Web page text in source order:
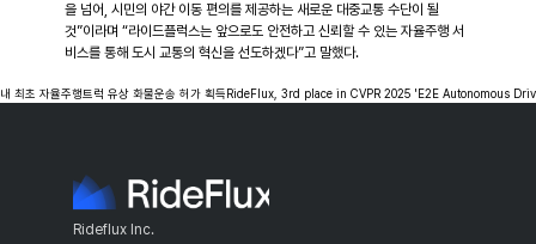
을 넘어, 시민의 야간 이동 편의를 제공하는 새로운 대중교통 수단이 될
것”이라며 “라이드플럭스는 앞으로도 안전하고 신뢰할 수 있는 자율주행 서
비스를 통해 도시 교통의 혁신을 선도하겠다”고 말했다.
최초 자율주행트럭 유상 화물운송 허가 획득 RideFlux, 3rd place in CVPR 2025 'E2E Autonomous
Rideflux Inc.